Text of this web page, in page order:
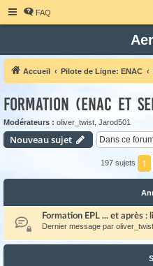
FAQ
Accueil Pilote de Ligne: ENAC
Formation (enac et
Modérateurs : oliver_twist Jarod501
Nouveau sujet
197 sujets 1
Formation EPL ... et après :
Dernier message par oliver_twist